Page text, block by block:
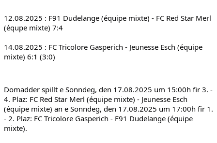
12.08.2025 : F91 Dudelange (équipe mixte) - FC Red Star Merl
(équpe mixte) 7:4
14.08.2025 : FC Tricolore Gasperich - Jeunesse Esch (équipe
mixte) 6:1 (3:0)
Domadder spillt e Sonndeg, den 17.08.2025 um 15:00h fir 3. -
4. Plaz: FC Red Star Merl (équipe mixte) - Jeunesse Esch
(équipe mixte) an e Sonndeg, den 17.08.2025 um 17:00h fir 1.
- 2. Plaz: FC Tricolore Gasperich - F91 Dudelange (équipe
mixte).